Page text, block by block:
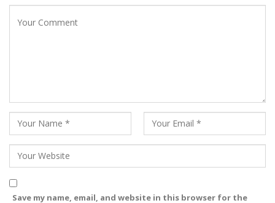
Save my name, email, and website in this browser for the